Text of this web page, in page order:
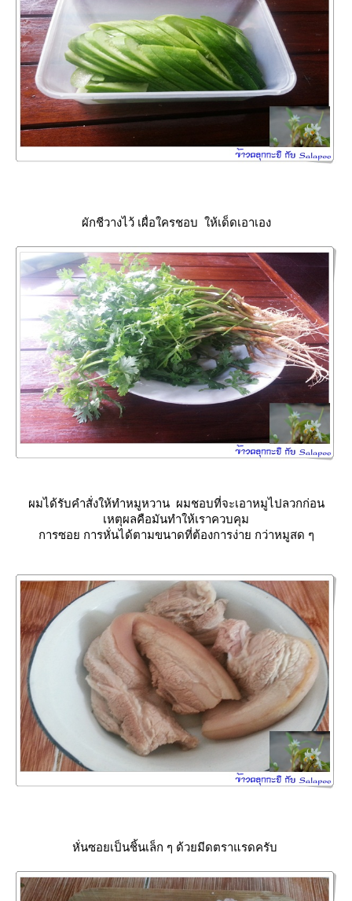
ผักชีวางไว้ เผื่อใครชอบ ให้เด็ดเอาเอง
ผมได้รับคำสั่งให้ทำหมูหวาน ผมชอบที่จะเอาหมูไปลวกก่อน
เหตุผลคือมันทำให้เราควบคุม
การซอย การหั่นได้ตามขนาดที่ต้องการง่าย กว่าหมูสด ๆ
หั่นซอยเป็นชิ้นเล็ก ๆ ด้วยมีดตราแรดครับ